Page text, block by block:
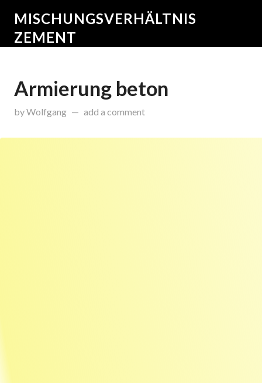
MISCHUNGSVERHÄLTNIS
ZEMENT
Armierung beton
byWolfgang onApril 16, 2015
add a comment